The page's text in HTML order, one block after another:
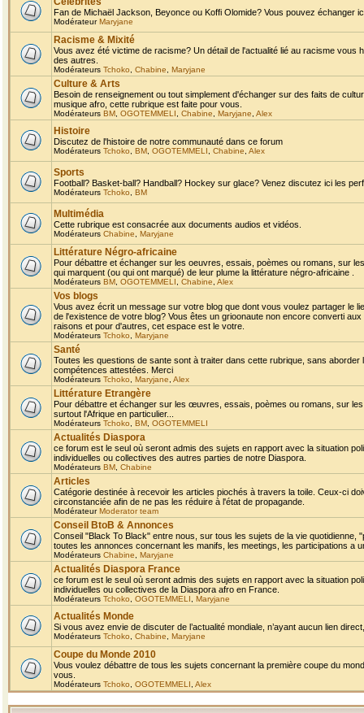
Fan de Michaël Jackson, Beyonce ou Koffi Olomide? Vous pouvez échanger
ModérateurMaryjane
Racisme & Mixité
Vous avez été victime de racisme? Un détail de l'actualité lié au racisme
des autres.
Modérateurs Tchoko Chabine Maryjane
Culture & Arts
Besoin de renseignement ou tout simplement d'échanger sur des faits de
musique afro, cette rubrique est faite pour vous.
Modérateurs BM OGOTEMMELI Chabine Maryjane Alex
Histoire
Discutez de l'histoire de notre communauté dans ce forum
Modérateurs Tchoko BM OGOTEMMELI Chabine Alex
Sports
Football? Basket-ball? Handball? Hockey sur glace? Venez discutez ici les
Modérateurs Tchoko BM
Multimédia
Cette rubrique est consacrée aux documents audios et vidéos.
Modérateurs Chabine Maryjane
Littérature Négro-africaine
Pour débattre et échanger sur les oeuvres, essais, poèmes ou romans, sur
qui marquent (ou qui ont marqué) de leur plume la littérature négro-africaine .
Modérateurs BM OGOTEMMELI Chabine Alex
Vos blogs
Vous avez écrit un message sur votre blog que dont vous voulez partager le
de l'existence de votre blog? Vous êtes un grioonaute non encore converti
raisons et pour d'autres, cet espace est le votre.
Modérateurs Tchoko Maryjane
Santé
Toutes les questions de sante sont à traiter dans cette rubrique, sans
compétences attestées. Merci
Modérateurs Tchoko Maryjane Alex
Littérature Etrangère
Pour débattre et échanger sur les œuvres, essais, poèmes ou romans, sur
surtout l'Afrique en particulier...
Modérateurs Tchoko BM OGOTEMMELI
Actualités Diaspora
ce forum est le seul où seront admis des sujets en rapport avec la situation
individuelles ou collectives des autres parties de notre Diaspora.
Modérateurs BM Chabine
Articles
Catégorie destinée à recevoir les articles piochés à travers la toile. Ceux-ci
circonstanciée afin de ne pas les réduire à l'état de propagande.
ModérateurModerator team
Conseil BtoB & Annonces
Conseil "Black To Black" entre nous, sur tous les sujets de la vie
toutes les annonces concernant les manifs, les meetings, les participations a
Modérateurs Chabine Maryjane
Actualités Diaspora France
ce forum est le seul où seront admis des sujets en rapport avec la situation
individuelles ou collectives de la Diaspora afro en France.
Modérateurs Tchoko OGOTEMMELI Maryjane
Actualités Monde
Si vous avez envie de discuter de l’actualité mondiale, n’ayant aucun lien
Modérateurs Tchoko Chabine Maryjane
Coupe du Monde 2010
Vous voulez débattre de tous les sujets concernant la première coupe du
vous.
Modérateurs Tchoko OGOTEMMELI Alex